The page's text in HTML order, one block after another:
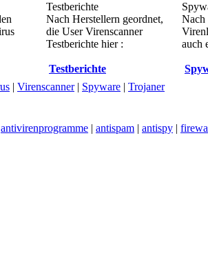
Testberichte
Nach Herstellern geordnet,
die User Virenscanner
Testberichte hier :
Testberichte
Nach
auch
| Virenscanner| Spyware | Trojaner
antivirenprogramme | antispam | antispy |